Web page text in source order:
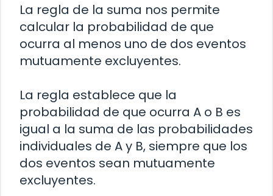
La regla de la suma nos permite
calcular la probabilidad de que
ocurra al menos uno de dos eventos
mutuamente excluyentes.
La regla establece que la
probabilidad de que ocurra A o B es
igual a la suma de las probabilidades
individuales de A y B, siempre que los
dos eventos sean mutuamente
excluyentes.